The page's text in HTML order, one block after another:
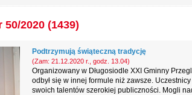
2020 (1439)
Podtrzymują świąteczną tradycję
(Zam: 21.12.2020 r., godz. 13.04)
Organizowany w Długosiodle XXI Gminny
odbył się w innej formule niż zawsze.
swoich talentów szerokiej publiczności. Mogli